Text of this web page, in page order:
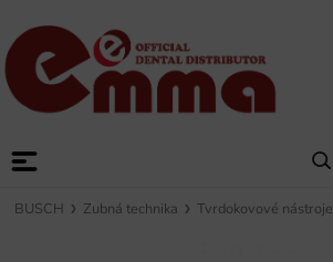
BUSCH Zubná technika Tvrdokovové nástroje